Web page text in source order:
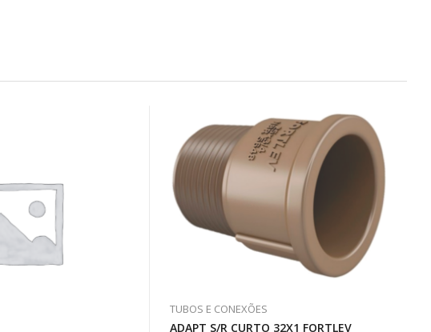
TUBOS E CONEXÕES
ADAPT S/R CURTO 32X1 FORTLEV